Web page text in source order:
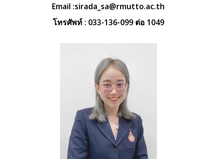
Email :sirada_sa@rmutto.ac.th
โทรศัพท์ : 033-136-099 ต่อ 1049